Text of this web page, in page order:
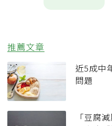
推薦文章
近5成中
問題
「豆腐